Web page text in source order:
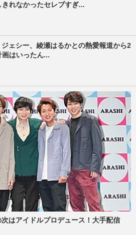
れなかったセレブすぎ...
ェシー、綾瀬はるかとの熱愛報道から2
はいったん...
はアイドルプロデュース！大手配信